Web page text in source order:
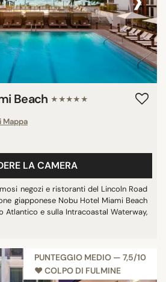
Beach ★★★★★
Mappa
LA CAMERA
negozi e ristoranti del Lincoln Road
giapponese Nobu Hotel Miami Beach
Atlantico e sulla Intracoastal Waterway,
PUNTEGGIO MEDIO — 7,5/10
♥︎ COLPO DI FULMINE